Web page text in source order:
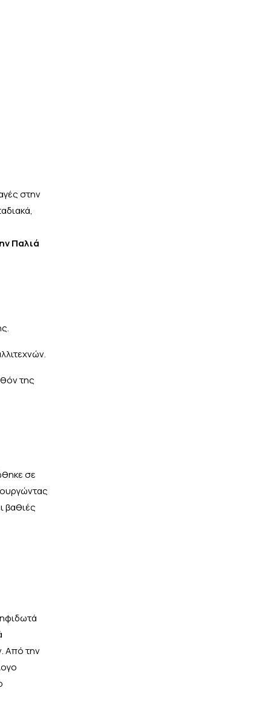
στην
Παλιά
της
σε
βαθιές
Από την